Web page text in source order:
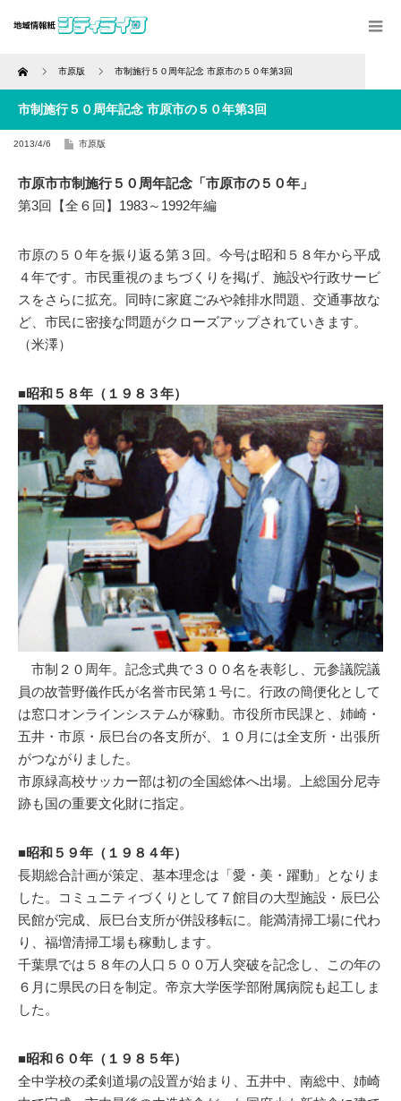
Home 市原版 市制施行５０周年記念 市原市の５０年第3回
市制施行５０周年記念 市原市の５０年第3回
2013/4/6 市原版
市原市市制施行５０周年記念「市原市の５０年」
第3回【全６回】1983～1992年編
市原の５０年を振り返る第３回。今号は昭和５８年から平成
４年です。市民重視のまちづくりを掲げ、施設や行政サービ
スをさらに拡充。同時に家庭ごみや雑排水問題、交通事故な
ど、市民に密接な問題がクローズアップされていきます。
（米澤）
■昭和５８年（１９８３年）
市制２０周年。記念式典で３００名を表彰し、元参議院議
員の故菅野儀作氏が名誉市民第１号に。行政の簡便化として
は窓口オンラインシステムが稼動。市役所市民課と、姉崎・
五井・市原・辰巳台の各支所が、１０月には全支所・出張所
がつながりました。
市原緑高校サッカー部は初の全国総体へ出場。上総国分尼寺
跡も国の重要文化財に指定。
■昭和５９年（１９８４年）
長期総合計画が策定、基本理念は「愛・美・躍動」となりま
した。コミュニティづくりとして７館目の大型施設・辰巳公
民館が完成、辰巳台支所が併設移転に。能満清掃工場に代わ
り、福増清掃工場も稼動します。
千葉県では５８年の人口５００万人突破を記念し、この年の
６月に県民の日を制定。帝京大学医学部附属病院も起工しま
した。
■昭和６０年（１９８５年）
全中学校の柔剣道場の設置が始まり、五井中、南総中、姉崎